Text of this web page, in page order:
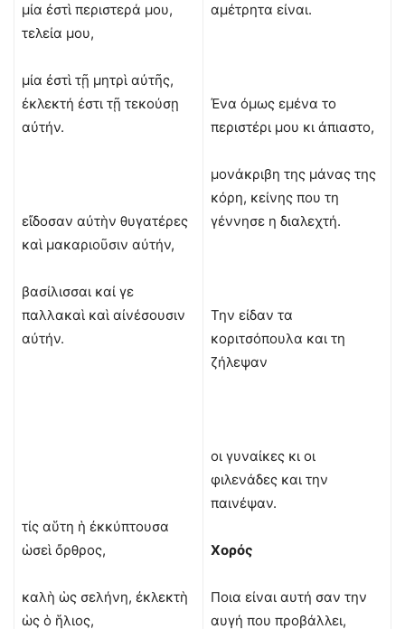
μία ἐστὶ περιστερά μου,
τελεία μου,
μία ἐστὶ τῇ μητρὶ αὐτῆς,
ἐκλεκτή ἐστι τῇ τεκούσῃ
αὐτήν.
εἴδοσαν αὐτὴν θυγατέρες
καὶ μακαριοῦσιν αὐτήν,
βασίλισσαι καί γε
παλλακαὶ καὶ αἰνέσουσιν
αὐτήν.
τίς αὕτη ἡ ἐκκύπτουσα
ὡσεὶ ὄρθρος,
καλὴ ὡς σελήνη, ἐκλεκτὴ
ὡς ὁ ἥλιος,
αμέτρητα είναι.
Ένα όμως εμένα το
περιστέρι μου κι άπιαστο,
μονάκριβη της μάνας της
κόρη, κείνης που τη
γέννησε η διαλεχτή.
Την είδαν τα
κοριτσόπουλα και τη
ζήλεψαν
οι γυναίκες κι οι
φιλενάδες και την
παινέψαν.
Χορός
Ποια είναι αυτή σαν την
αυγή που προβάλλει,